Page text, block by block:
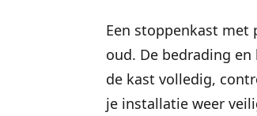
Een stoppenkast
oud. De bedrading
de kast volledig,
je installatie weer